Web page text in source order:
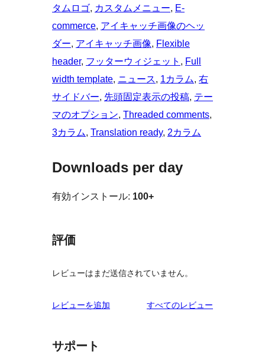
タムロゴ, カスタムメニュー, E-
commerce, アイキャッチ画像のヘッ
ダー, アイキャッチ画像, Flexible
header, フッターウィジェット , Full
width template, ニュース, 1カラム, 右
サイドバー, 先頭固定表示の投稿, テー
マのオプション, Threaded comments
3カラム, Translation ready, 2カラム
Downloads per day
有効インストール: 100+
評価
レビューはまだ送信されていません。
レビューを追加 すべてのレビュー
サポート